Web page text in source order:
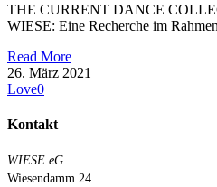
THE CURRENT DANCE
WIESE: Eine Recherche im
Read More
26. März 2021
Love0
Kontakt
WIESE eG
Wiesendamm 24